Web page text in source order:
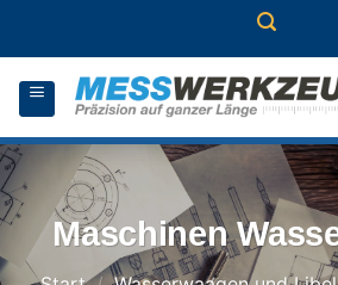
Maschinen